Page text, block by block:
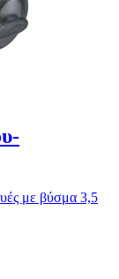
με βύσμα 3,5